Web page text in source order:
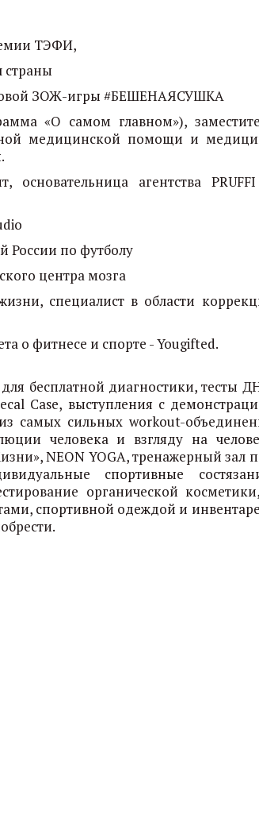
ТЭФИ,
страны
ЗОЖ-игры #БЕШЕНАЯСУШКА
«О самом главном»),
медицинской помощи и
основательница агентства
России по футболу
центра мозга
специалист в области
о фитнесе и спорте - Yougifted.
бесплатной диагностики, тесты
Case, выступления с
самых сильных workout-
человека и взгляду на
NEON YOGA, тренажерный зал
спортивные
органической
спортивной одеждой и